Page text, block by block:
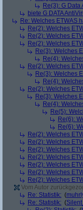
Re(3): G Data
biete G DATA
Re: Welches ETWAS
Re(2): Welches
Re(2): Welches
Re(2): Welches
Re(3): Welches
Re(4):
Re(2): Welches
Re(3): Welches
Re(4):
Re(2): Welches
Re(3): Welches
Re(4):
Re(5):
Re(6):
Re(6):
Re(2): Welches
Re(2): Welches
Re(2): Welches
Re(2): Welches
Re(2): Welches
Re(2): Welches
Re(2): Welches
Vom Autor
Re: Statistik: (
Re: Statistik: (